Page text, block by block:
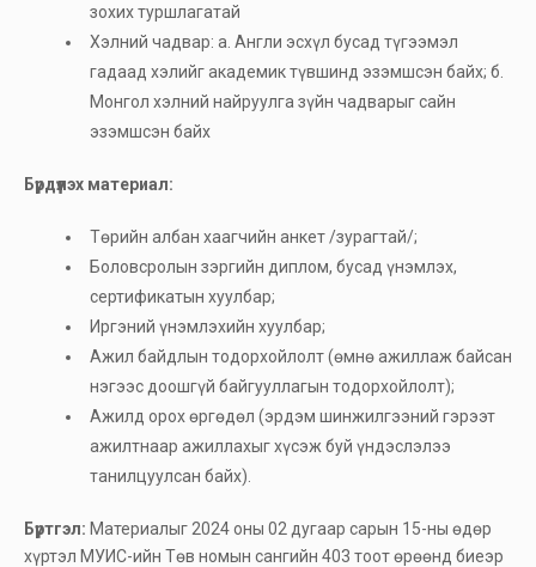
зохих туршлагатай
Хэлний чадвар: а. Англи эсхүл бусад түгээмэл
гадаад хэлийг академик түвшинд эзэмшсэн байх; б.
Монгол хэлний найруулга зүйн чадварыг сайн
эзэмшсэн байх
Бүрдүүлэх материал:
Төрийн албан хаагчийн анкет /зурагтай/;
Боловсролын зэргийн диплом, бусад үнэмлэх,
сертификатын хуулбар;
Иргэний үнэмлэхийн хуулбар;
Ажил байдлын тодорхойлолт (өмнө ажиллаж байсан
нэгээс доошгүй байгууллагын тодорхойлолт);
Ажилд орох өргөдөл (эрдэм шинжилгээний гэрээт
ажилтнаар ажиллахыг хүсэж буй үндэслэлээ
танилцуулсан байх).
Бүртгэл: Материалыг 2024 оны 02 дугаар сарын 15-ны өдөр
хүртэл МУИС-ийн Төв номын сангийн 403 тоот өрөөнд биеэр